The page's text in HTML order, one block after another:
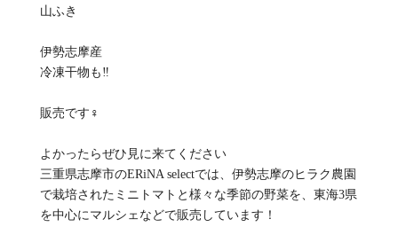
山ふき
伊勢志摩産
冷凍干物も‼️
販売です‍♀️
よかったらぜひ見に来てください
三重県志摩市のERiNA selectでは、伊勢志摩のヒラク農園
で栽培されたミニトマトと様々な季節の野菜を、東海3県
を中心にマルシェなどで販売しています！